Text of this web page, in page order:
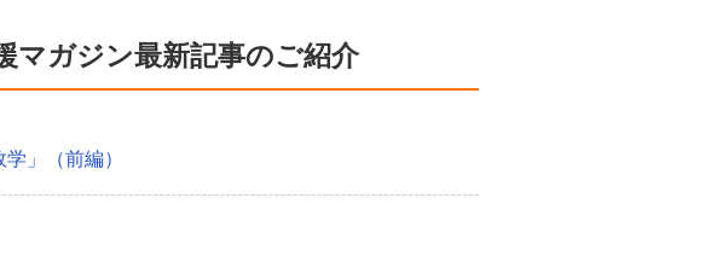
マガジン最新記事のご紹介
」（前編）